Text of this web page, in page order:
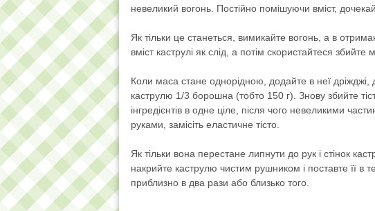
невеликий вогонь. Постійно помішуючи вміст,
Як тільки це станеться, вимикайте вогонь, а в
вміст каструлі як слід, а потім скористайтеся
Коли маса стане однорідною, додайте в неї дріжджі,
каструлю 1/3 борошна (тобто 150 г). Знову збийте
інгредієнтів в одне ціле, після чого невеликими
руками, замісіть еластичне тісто.
Як тільки вона перестане липнути до рук і стінок
накрийте каструлю чистим рушником і поставте її в
приблизно в два рази або близько того.